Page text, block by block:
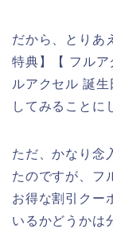
だから、とりあ
特典】【 フル
ルアクセル 誕
してみることに
ただ、かなり念
たのですが、フ
お得な割引クー
いるかどうかは